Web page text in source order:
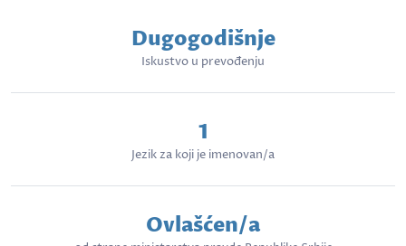
Dugogodišnje
Iskustvo u prevođenju
1
Jezik za koji je imenovan/a
Ovlašćen/a